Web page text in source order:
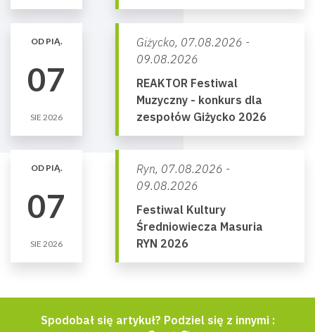
OD PIĄ.
07
SIE 2026
Giżycko, 07.08.2026 -
09.08.2026
REAKTOR Festiwal
Muzyczny - konkurs dla
zespołów Giżycko 2026
OD PIĄ.
07
SIE 2026
Ryn, 07.08.2026 -
09.08.2026
Festiwal Kultury
Średniowiecza Masuria
RYN 2026
Spodobał się artykuł? Podziel się z innymi :